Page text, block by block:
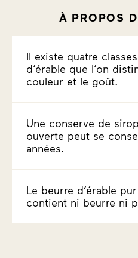
À PROPOS
Il existe quatre
d’érable que l’on
couleur et le goût.
Une conserve de
ouverte peut se
années.
Le beurre d’érable
contient ni beurre ni